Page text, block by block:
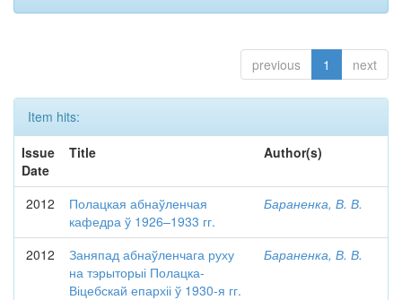
previous 1 next
Item hits:
Issue
Date
Title Author(s)
2012
Полацкая абнаўленчая
кафедра ў 1926–1933 гг.
Бараненка, В. В.
2012
Заняпад абнаўленчага руху
на тэрыторыі Полацка-
Віцебскай епархіі ў 1930-я гг.
Бараненка, В. В.